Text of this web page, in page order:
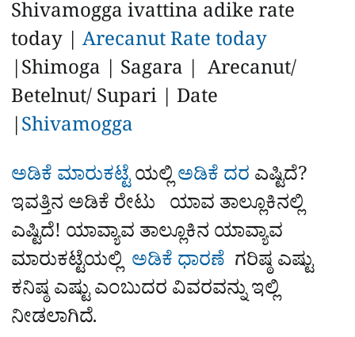
p k
a
m
a
e
Shivamogga ivattina adike rate
today | Arecanut Rate today
|Shimoga | Sagara | Arecanut/
Betelnut/ Supari | Date
|Shivamogga
ಅಡಿಕೆ ಮಾರುಕಟ್ಟೆಯಲ್ಲಿಅಡಿಕೆ ದರ ಎಷ್ಟಿದೆ?
ಇವತ್ತಿನ ಅಡಿಕೆ ರೇಟು ಯಾವ ತಾಲ್ಲೂಕಿನಲ್ಲಿ
ಎಷ್ಟಿದೆ! ಯಾವ್ಯಾವ ತಾಲ್ಲೂಕಿನ ಯಾವ್ಯಾವ
ಮಾರುಕಟ್ಟೆಯಲ್ಲಿ ಅಡಿಕೆ ಧಾರಣೆ ಗರಿಷ್ಠ ಎಷ್ಟು
ಕನಿಷ್ಠ ಎಷ್ಟು ಎಂಬುದರ ವಿವರವನ್ನು ಇಲ್ಲಿ
ನೀಡಲಾಗಿದೆ.